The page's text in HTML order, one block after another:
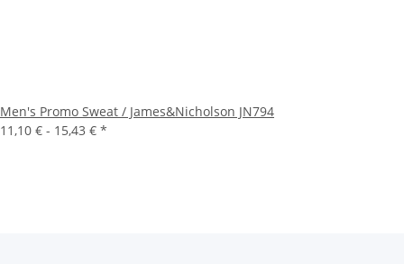
Men's Promo Sweat / James&Nicholson JN794
11,10 € - 15,43 € *